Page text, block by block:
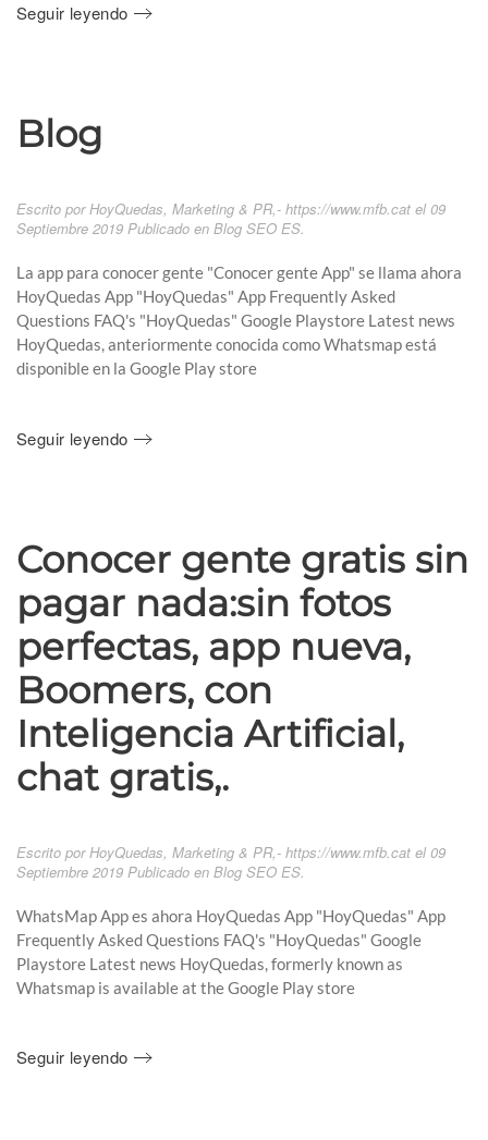
Seguir leyendo
Blog
Escrito por HoyQuedas, Marketing & PR,- https://www.mfb.cat el 09
Septiembre 2019 Publicado en Blog SEO ES.
La app para conocer gente "Conocer gente App" se llama ahora
HoyQuedas App "HoyQuedas" App Frequently Asked
Questions FAQ's "HoyQuedas" Google Playstore Latest news
HoyQuedas, anteriormente conocida como Whatsmap está
disponible en la Google Play store
Seguir leyendo
Conocer gente gratis sin
pagar nada:sin fotos
perfectas, app nueva,
Boomers, con
Inteligencia Artificial,
chat gratis,.
Escrito por HoyQuedas, Marketing & PR,- https://www.mfb.cat el 09
Septiembre 2019 Publicado en Blog SEO ES.
WhatsMap App es ahora HoyQuedas App "HoyQuedas" App
Frequently Asked Questions FAQ's "HoyQuedas" Google
Playstore Latest news HoyQuedas, formerly known as
Whatsmap is available at the Google Play store
Seguir leyendo